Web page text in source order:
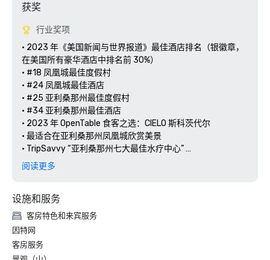
获奖
行业奖项
• 2023 年《美国新闻与世界报道》最佳酒店排名（银徽章，
在美国所有豪华酒店中排名前 30%）
• #18 凤凰城最佳度假村
• #24 凤凰城最佳酒店
• #25 亚利桑那州最佳度假村
• #34 亚利桑那州最佳酒店
• 2023 年 OpenTable 食客之选：CIELO 斯科茨代尔
• 最适合在亚利桑那州凤凰城欣赏美景
• TripSavvy “亚利桑那州七大最佳水疗中心”
• 最佳水晶疗法：斯科茨代尔阿德罗水疗中心
阅读更多
设施和服务
客房特色和来宾服务
因特网
客房服务